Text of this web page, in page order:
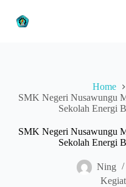
k
Home
SMK Negeri Nusawungu
Sekolah Energi
SMK Negeri Nusawungu
Sekolah Energi
Ning